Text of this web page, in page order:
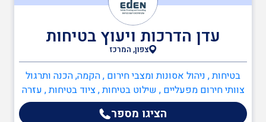
יועץ חומרים מסוכנים
(חומ"ס)
יועץ בטיחות בעבודה
עדן הדרכות ויעוץ בטיחות
צפון, המרכז
בטיחות , ניהול אסונות ומצבי חירום , הקמה, הכנה ותרגול
צוותי חירום מפעליים , שילוט בטיחות , ציוד בטיחות , עזרה
ראשונה , יועץ חומרים מסוכנים (חומ"ס) , מדריך עבודה
בגובה , ממונה בטיחות בבניה , ממונה בטיחות בעבודה ,
הציגו מספר